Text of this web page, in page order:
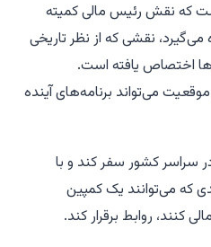
که نقش رئیس مالی کمیته
نقشی که از نظر تاریخی
اختصاص یافته است.
می‌تواند برنامه‌های آینده
سراسر کشور سفر کند و با
که می‌توانند یک کمپین
کنند، روابط برقرار کند.